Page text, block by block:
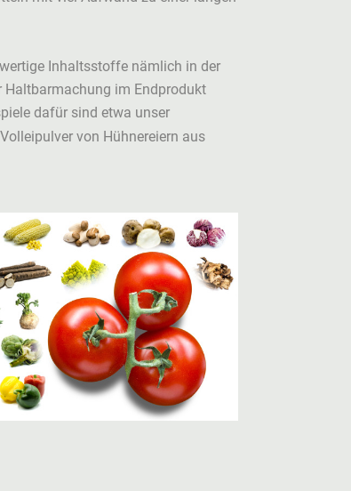
Inhaltsstoffe nämlich in der
Haltbarmachung im Endprodukt
dafür sind etwa unser
von Hühnereiern aus